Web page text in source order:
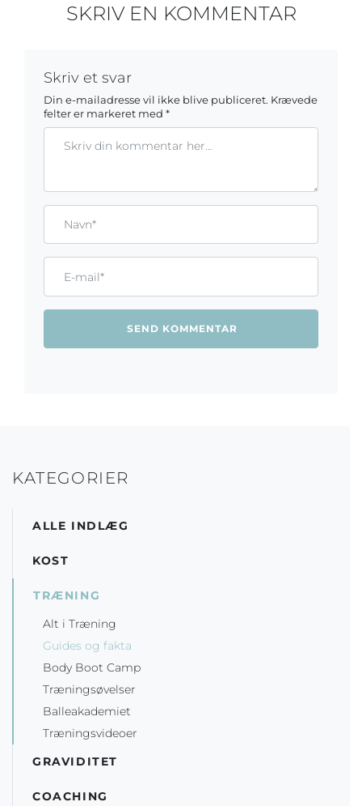
SKRIV EN KOMMENTAR
Skriv et svar
Din e-mailadresse vil ikke blive publiceret. Krævede
felter er markeret med *
KATEGORIER
ALLE INDLÆG
KOST
TRÆNING
Alt i Træning
Guides og fakta
Body Boot Camp
Træningsøvelser
Balleakademiet
Træningsvideoer
GRAVIDITET
COACHING